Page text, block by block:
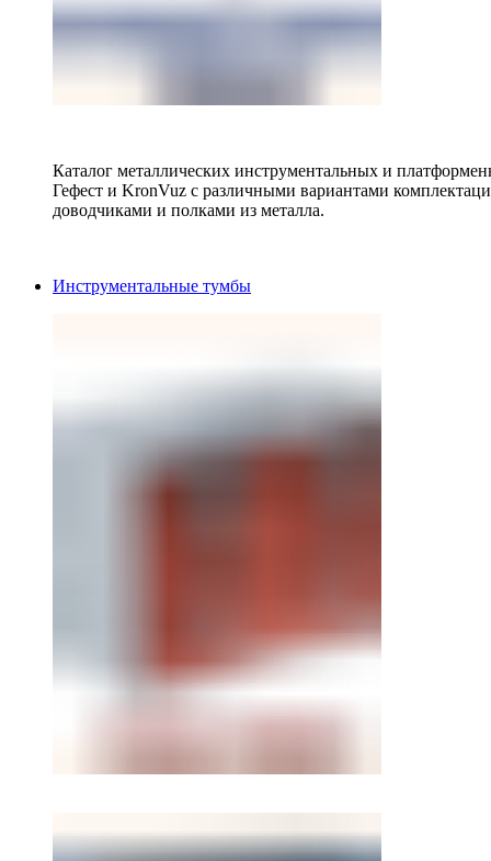
Каталог металлических инструментальных и
Гефест и KronVuz с различными вариантами
доводчиками и полками из металла.
Инструментальные тумбы